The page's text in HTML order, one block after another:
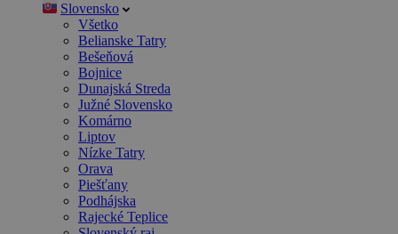
Slovensko
Všetko
Belianske Tatry
Bešeňová
Bojnice
Dunajská Streda
Južné Slovensko
Komárno
Liptov
Nízke Tatry
Orava
Piešťany
Podhájska
Rajecké Teplice